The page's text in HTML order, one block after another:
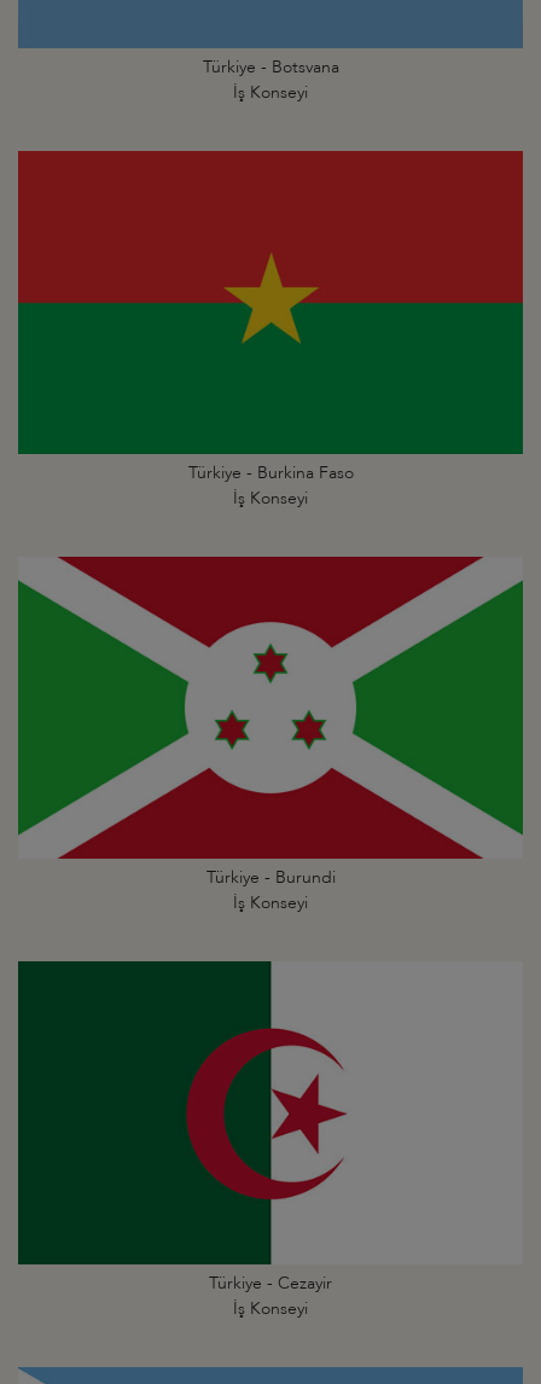
Türkiye - Botsvana
İş Konseyi
Türkiye - Burkina Faso
İş Konseyi
Türkiye - Burundi
İş Konseyi
Türkiye - Cezayir
İş Konseyi